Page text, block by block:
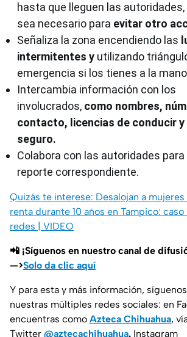
hasta que lleguen las
sea necesario para evitar otro
Señaliza la zona encendiendo las
intermitentes y utilizando
emergencia si los tienes a la
Intercambia información con los
involucrados, como nombres,
contacto, licencias de conducir y
seguro.
Colabora con las autoridades para
reporte correspondiente.
Quizás te interese: Desalojan a
renta durante 10 años en Tampico:
redes | VIDEO
📲 ¡Síguenos en nuestro canal de
—>Solo da clic aquí
Y para esta y más información,
nuestras múltiples redes sociales: en
encuentras como Azteca Chihuahua,
Twitter @aztecachihuahua. Instagram